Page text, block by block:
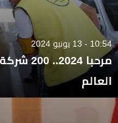
10:54 - 13 يونيو 2024
العالم